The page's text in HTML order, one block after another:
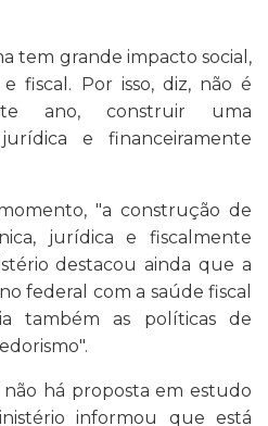
tem grande impacto social,
fiscal. Por isso, diz, não é
ano, construir uma
e financeiramente
"a construção de
jurídica e fiscalmente
destacou ainda que a
federal com a saúde fiscal
também as políticas de
há proposta em estudo
informou que está